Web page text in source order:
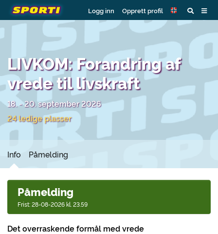
Logg inn Opprett profil
LIVKOM: Forandring af
vrede til livskraft
18. - 20. september 2026
24 ledige plasser
Info Påmelding
Det overraskende formål med vrede
Påmelding
Frist: 28-08-2026 kl. 23.59